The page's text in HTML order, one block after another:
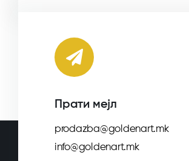
Прати мејл
prodazba@goldenart.mk
info@goldenart.mk